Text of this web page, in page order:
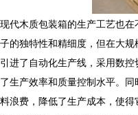
现代木质包装箱的生产工艺也
子的独特性和精细度，但在大
引进了自动化生产线，采用数
了生产效率和质量控制水平。
料浪费，降低了生产成本，使得